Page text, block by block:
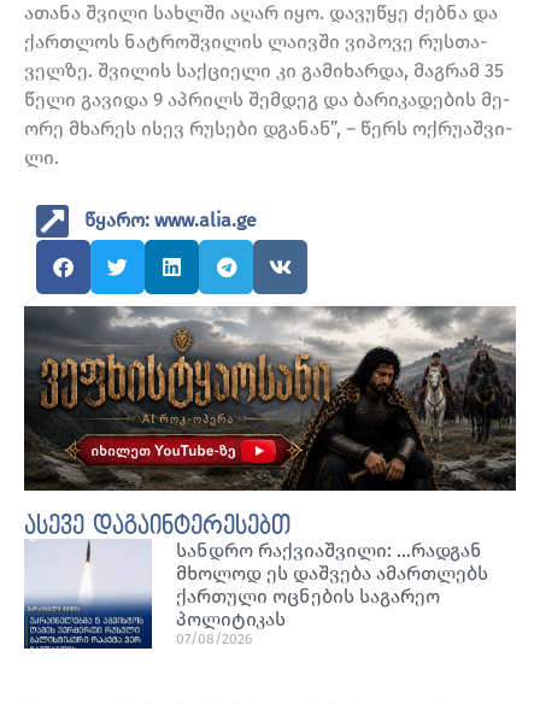
ა­თა­ნა შვი­ლი სახ­ლში აღარ იყო. და­ვუ­წყე ძებ­ნა და
ქარ­თლოს ნატ­როშ­ვი­ლის ლა­ივ­ში ვი­პო­ვე რუს­თა­
ველ­ზე. შვი­ლის საქ­ცი­ე­ლი კი გა­მი­ხარ­და, მაგ­რამ 35
წელი გა­ვი­და 9 აპ­რილს შემ­დეგ და ბა­რი­კა­დე­ბის მე­
ო­რე მხა­რეს ისევ რუ­სე­ბი დგა­ნან”, – წერს ოქ­რუ­აშ­ვი­
ლი.
წყარო: www.alia.ge
ასევე დაგაინტერესებთ
სანდრო რაქვიაშვილი: …რადგან
მხოლოდ ეს დაშვება ამართლებს
ქართული ოცნების საგარეო
პოლიტიკას
07/08/2026